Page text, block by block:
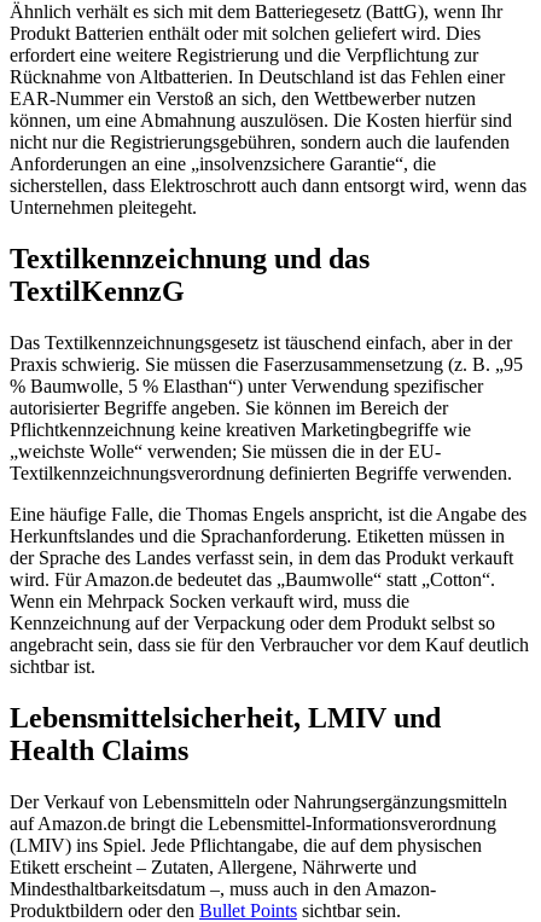
Ähnlich verhält es sich mit dem Batteriegesetz (BattG), wenn Ihr
Produkt Batterien enthält oder mit solchen geliefert wird. Dies
erfordert eine weitere Registrierung und die Verpflichtung zur
Rücknahme von Altbatterien. In Deutschland ist das Fehlen einer
EAR-Nummer ein Verstoß an sich, den Wettbewerber nutzen
können, um eine Abmahnung auszulösen. Die Kosten hierfür sind
nicht nur die Registrierungsgebühren, sondern auch die laufenden
Anforderungen an eine „insolvenzsichere Garantie“, die
sicherstellen, dass Elektroschrott auch dann entsorgt wird, wenn das
Unternehmen pleitegeht.
Textilkennzeichnung und das
TextilKennzG
Das Textilkennzeichnungsgesetz ist täuschend einfach, aber in der
Praxis schwierig. Sie müssen die Faserzusammensetzung (z. B. „95
% Baumwolle, 5 % Elasthan“) unter Verwendung spezifischer
autorisierter Begriffe angeben. Sie können im Bereich der
Pflichtkennzeichnung keine kreativen Marketingbegriffe wie
„weichste Wolle“ verwenden; Sie müssen die in der EU-
Textilkennzeichnungsverordnung definierten Begriffe verwenden.
Eine häufige Falle, die Thomas Engels anspricht, ist die Angabe des
Herkunftslandes und die Sprachanforderung. Etiketten müssen in
der Sprache des Landes verfasst sein, in dem das Produkt verkauft
wird. Für Amazon.de bedeutet das „Baumwolle“ statt „Cotton“.
Wenn ein Mehrpack Socken verkauft wird, muss die
Kennzeichnung auf der Verpackung oder dem Produkt selbst so
angebracht sein, dass sie für den Verbraucher vor dem Kauf deutlich
sichtbar ist.
Lebensmittelsicherheit, LMIV und
Health Claims
Der Verkauf von Lebensmitteln oder Nahrungsergänzungsmitteln
auf Amazon.de bringt die Lebensmittel-Informationsverordnung
(LMIV) ins Spiel. Jede Pflichtangabe, die auf dem physischen
Etikett erscheint – Zutaten, Allergene, Nährwerte und
Mindesthaltbarkeitsdatum –, muss auch in den Amazon-
Produktbildern oder den Bullet Points sichtbar sein.